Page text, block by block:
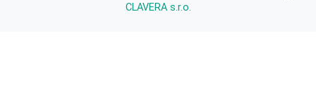
CLAVERA s.r.o.